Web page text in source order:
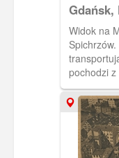
Widok na
pochodzi
"Danzig